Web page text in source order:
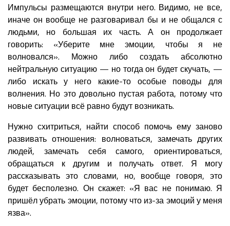
Импульсы размещаются внутри него. Видимо, не все,
иначе он вообще не разговаривал бы и не общался с
людьми, но большая их часть. А он продолжает
говорить: «Уберите мне эмоции, чтобы я не
волновался». Можно либо создать абсолютно
нейтральную ситуацию — но тогда он будет скучать, —
либо искать у него какие-то особые поводы для
волнения. Но это довольно пустая работа, потому что
новые ситуации всё равно будут возникать.
Нужно схитриться, найти способ помочь ему заново
развивать отношения: волноваться, замечать других
людей, замечать себя самого, ориентироваться,
обращаться к другим и получать ответ. Я могу
рассказывать это словами, но, вообще говоря, это
будет бесполезно. Он скажет: «Я вас не понимаю. Я
пришёл убрать эмоции, потому что из-за эмоций у меня
язва».